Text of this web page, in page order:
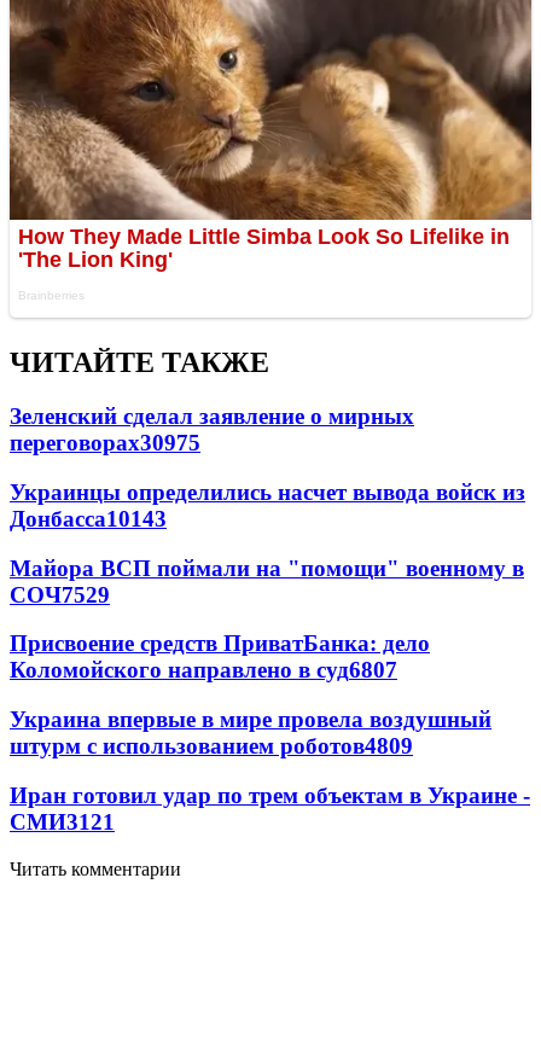
ЧИТАЙТЕ ТАКЖЕ
Зеленский сделал заявление о мирных
переговорах30975
Украинцы определились насчет вывода войск из
Донбасса10143
Майора ВСП поймали на "помощи" военному в
СОЧ7529
Присвоение средств ПриватБанка: дело
Коломойского направлено в суд6807
Украина впервые в мире провела воздушный
штурм с использованием роботов4809
Иран готовил удар по трем объектам в Украине -
СМИ3121
Читать комментарии